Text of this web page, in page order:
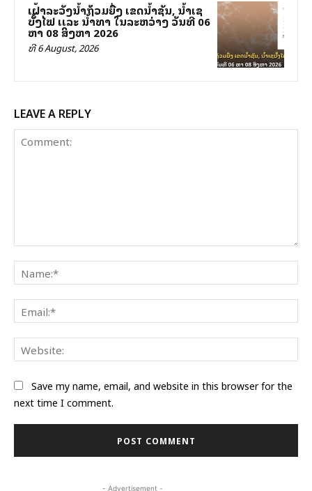
ເຝົ້າລະວັງນໍ້າຖ້ວມຍື່ງ ເຂດນໍ້າຊັນ, ນໍ້າເຊ
ບັັ້ງໄຟ ເເລະ ນໍ້າທາ ໃນລະຫວ່າງ ວັນທີ 06
ຫາ 08 ສິງຫາ 2026
ທີ 6 August, 2026
LEAVE A REPLY
Save my name, email, and website in this browser for the
next time I comment.
- Advertisement -